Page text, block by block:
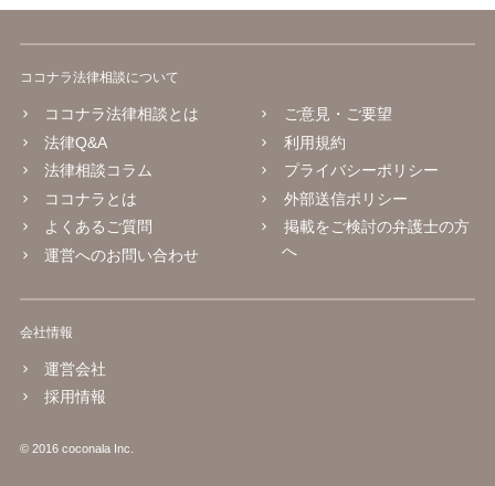
ココナラ法律相談について
ココナラ法律相談とは
法律Q&A
法律相談コラム
ココナラとは
よくあるご質問
運営へのお問い合わせ
ご意見・ご要望
利用規約
プライバシーポリシー
外部送信ポリシー
掲載をご検討の弁護士の方
へ
会社情報
運営会社
採用情報
© 2016 coconala Inc.